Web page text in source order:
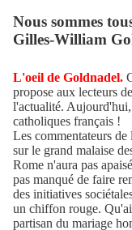
Nous sommes
Gilles-William
L'oeil de Goldnadel.
propose aux lecteurs de
l'actualité.
catholiques français !
Les commentateurs de
sur le grand malaise
Rome n'aura pas
pas manqué de faire
des initiatives
un chiffon rouge.
partisan du mariage